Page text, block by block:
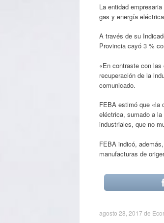
La entidad
gas y energía
A través de su
Provincia cayó 3 %
«En contraste con
recuperación de la
comunicado.
FEBA estimó que «la
eléctrica, sumado a
industriales, que no
FEBA indicó,
manufacturas de
agosto 28, 2017 de